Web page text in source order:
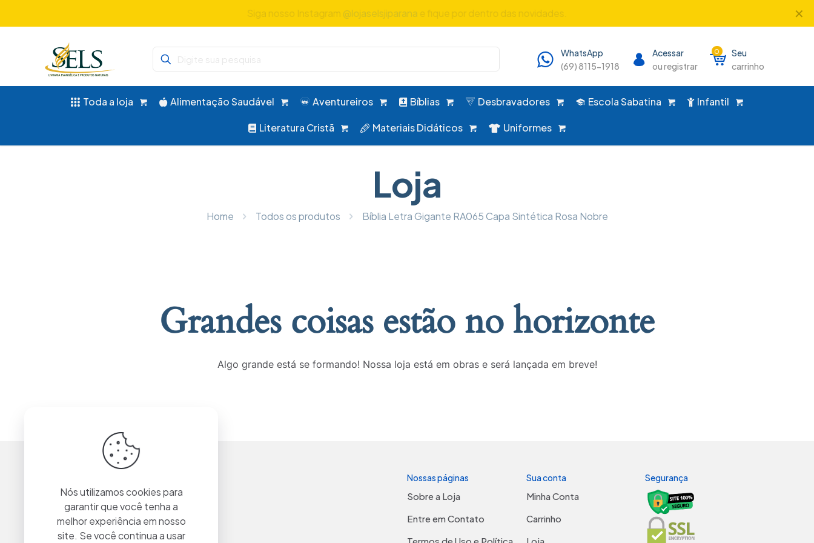
Siga nosso Instagram @lojaselsjiparana e fique por dentro das novidades. ✕
WhatsApp
(69) 8115-1918
Acessar
ou registrar
0
Seu
carrinho
Toda a loja Alimentação Saudável Aventureiros Bíblias Desbravadores Escola Sabatina Infantil
Literatura Cristã Materiais Didáticos Uniformes
Loja
Home Todos os produtos Bíblia Letra Gigante RA065 Capa Sintética Rosa Nobre
Grandes coisas estão no horizonte
Algo grande está se formando! Nossa loja está em obras e será lançada em breve!
Nossas páginas
Sobre a Loja
Entre em Contato
Termos de Uso e Política
Sua conta
Minha Conta
Carrinho
Loja
Segurança
Nós utilizamos cookies para
garantir que você tenha a
melhor experiência em nosso
site. Se você continua a usar